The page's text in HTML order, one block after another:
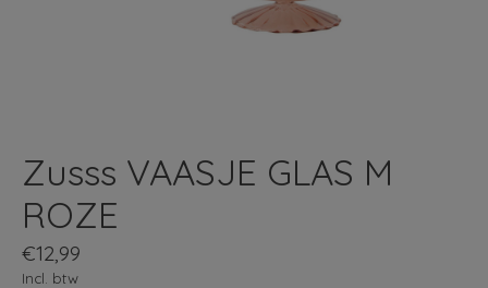
Zusss VAASJE GLAS M
ROZE
€12,99
Incl. btw